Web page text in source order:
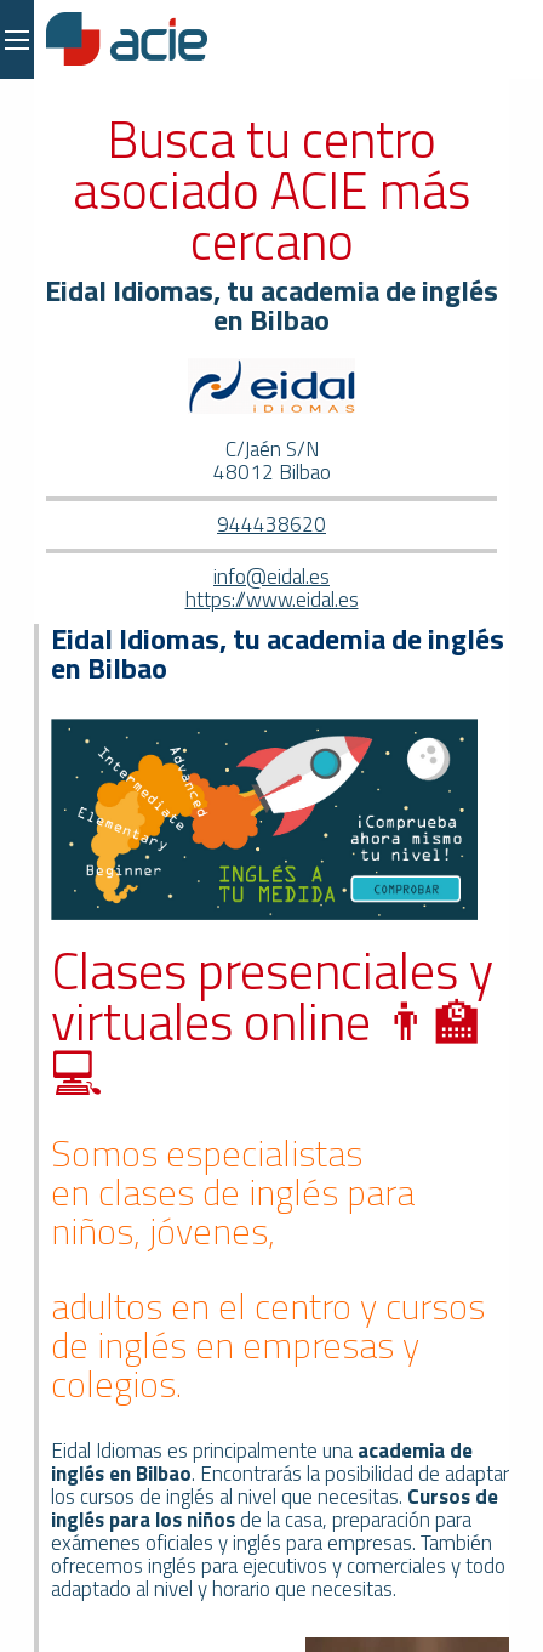
Busca tu centro
asociado ACIE más
cercano
Eidal Idiomas, tu academia de inglés
en Bilbao
C/Jaén S/N
48012 Bilbao
944438620
info@eidal.es
https://www.eidal.es
Eidal Idiomas, tu academia de inglés
en Bilbao
Clases presenciales y
virtuales online 👨‍🏫
💻
Somos especialistas
en clases de inglés para
niños, jóvenes,
adultos en el centro y cursos
de inglés en empresas y
colegios.
Eidal Idiomas es principalmente unaacademia de
inglés en Bilbao. Encontrarás la posibilidad de adaptar
los cursos de inglés al nivel que necesitas. Cursos de
inglés para los niñosde la casa, preparación para
exámenes oficiales y inglés para empresas. También
ofrecemos inglés para ejecutivos y comerciales y todo
adaptado al nivel y horario que necesitas.